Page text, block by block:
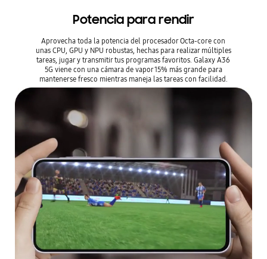
Potencia para rendir
Aprovecha toda la potencia del procesador Octa-core con
unas CPU, GPU y NPU robustas, hechas para realizar múltiples
tareas, jugar y transmitir tus programas favoritos. Galaxy A36
5G viene con una cámara de vapor 15% más grande para
mantenerse fresco mientras maneja las tareas con facilidad.